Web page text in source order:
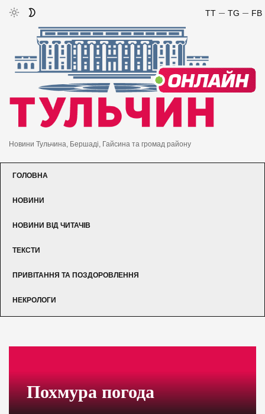
FB
TG
TT
Новини Тульчина, Бершаді, Гайсина та громад району
ГОЛОВНА
НОВИНИ
НОВИНИ ВІД ЧИТАЧІВ
ТЕКСТИ
ПРИВІТАННЯ ТА ПОЗДОРОВЛЕННЯ
НЕКРОЛОГИ
Похмура погода